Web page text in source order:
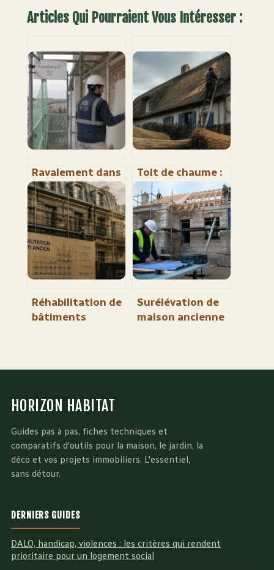
Articles Qui Pourraient Vous Intéresser :
Ravalement dans
le 92 : pourquoi
un mauvais
diagnostic
double votre
facture
Toit de chaume :
50 ans de
longévité grâce à
la pente,
l’épaisseur et
l’entretien
Réhabilitation de
bâtiments
patrimoniale
Surélévation de
maison ancienne
HORIZON HABITAT
Guides pas à pas, fiches techniques et
comparatifs d'outils pour la maison, le jardin, la
déco et vos projets immobiliers. L'essentiel,
sans détour.
DERNIERS GUIDES
DALO, handicap, violences : les critères qui rendent
prioritaire pour un logement social